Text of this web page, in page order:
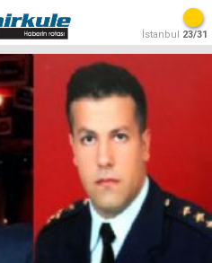
İstanbul 23/31